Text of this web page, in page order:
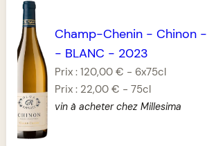
Champ-Chenin- Chinon-
- BLANC - 2023
Prix : 120,00 € - 6x75cl
Prix : 22,00 € - 75cl
vin à acheter chez Millesima